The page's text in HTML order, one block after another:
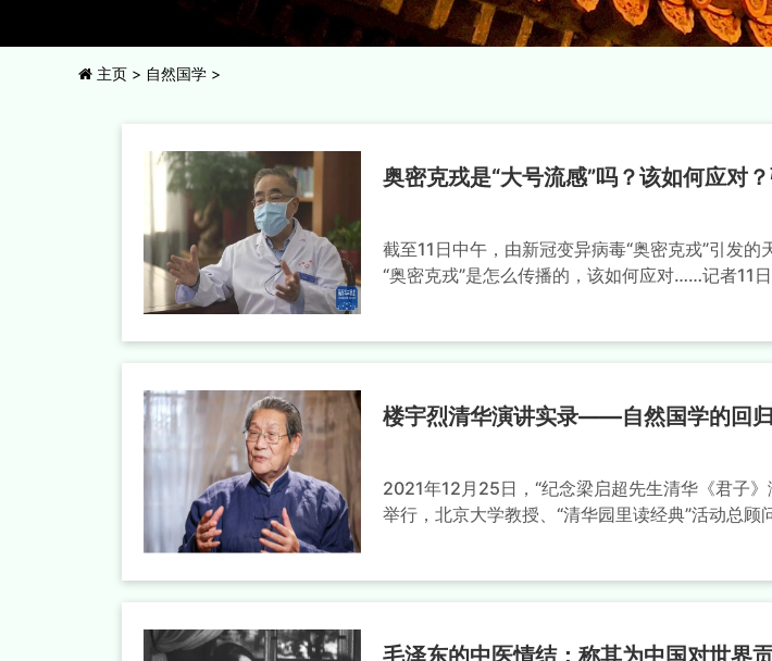
主页 > 自然国学 >
奥密克戎是“大号流感”吗？该如何应对
截至11日中午，由新冠变异病毒“奥密克戎”引发的
“奥密克戎”是怎么传播的，该如何应对……记者11
楼宇烈清华演讲实录——自然国学的回
2021年12月25日，“纪念梁启超先生清华《君子
举行，北京大学教授、“清华园里读经典”活动总顾
毛泽东的中医情结：称其为中国对世界